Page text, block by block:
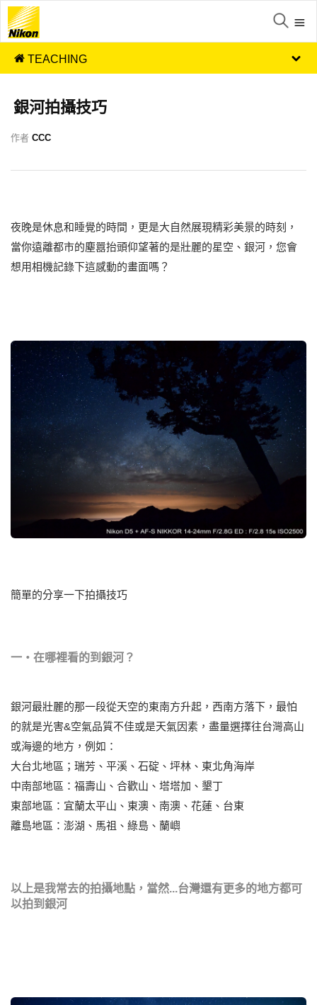
TEACHING
銀河拍攝技巧
作者 CCC
夜晚是休息和睡覺的時間，更是大自然展現精彩美景的時刻，
當你遠離都市的塵囂抬頭仰望著的是壯麗的星空、銀河，您會
想用相機記錄下這感動的畫面嗎？
簡單的分享一下拍攝技巧
一‧在哪裡看的到銀河？
銀河最壯麗的那一段從天空的東南方升起，西南方落下，最怕
的就是光害&空氣品質不佳或是天氣因素，盡量選擇往台灣高山
或海邊的地方，例如：
大台北地區；瑞芳、平溪、石碇、坪林、東北角海岸
中南部地區：福壽山、合歡山、塔塔加、墾丁
東部地區：宜蘭太平山、東澳、南澳、花蓮、台東
離島地區：澎湖、馬祖、綠島、蘭嶼
以上是我常去的拍攝地點，當然...台灣還有更多的地方都可
以拍到銀河